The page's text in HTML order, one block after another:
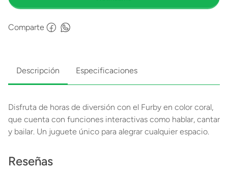
Comparte
Descripción Especificaciones
Disfruta de horas de diversión con el Furby en color coral,
que cuenta con funciones interactivas como hablar, cantar
y bailar. Un juguete único para alegrar cualquier espacio.
Reseñas